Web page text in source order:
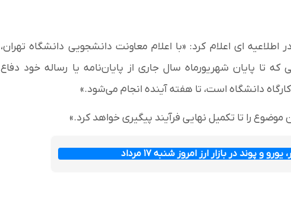
ای اعلام کرد: «با اعلام معاونت دانشجویی دانشگاه تهران،
تا پایان شهریورماه سال جاری از پایان‌نامه یا رساله خود دفاع
دانشگاه است، تا هفته‌ آینده انجام می‌شود.»
را تا تکمیل نهایی فرآیند پیگیری خواهد کرد.»
و پوند در بازار ارز امروز شنبه ۱۷ مرداد